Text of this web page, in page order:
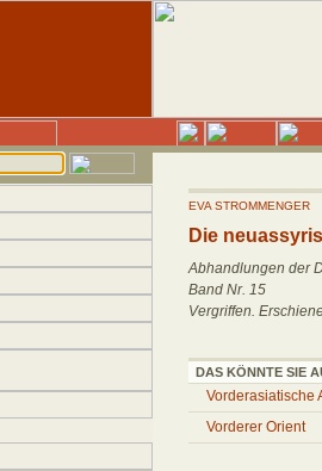
EVA STROMMENGER
Die
Abhandlungen der
Band Nr. 15
Vergriffen.
DAS KÖNNTE SIE
Vorderasiatische
Vorderer Orient